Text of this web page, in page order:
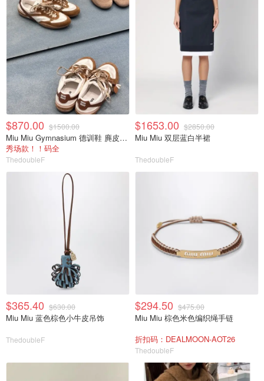
$870.00 $1500.00
Miu Miu Gymnasium 德训鞋 麂皮拼接
秀场款！！码全
ThedoubleF
$1653.00 $2850.00
Miu Miu 双层蓝白半裙
ThedoubleF
$365.40 $630.00
Miu Miu 蓝色棕色小牛皮吊饰
ThedoubleF
$294.50 $475.00
Miu Miu 棕色米色编织绳手链
折扣码：DEALMOON-AOT26
ThedoubleF